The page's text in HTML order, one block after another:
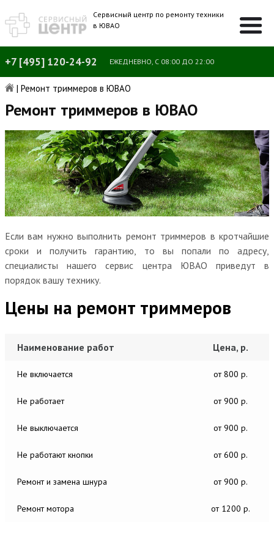
Сервисный центр по ремонту техники
в ЮВАО
+7 [495] 120-24-92 ЕЖЕДНЕВНО, С 08:00 ДО 22:00
| Ремонт триммеров в ЮВАО
Ремонт триммеров в ЮВАО
Если вам нужно выполнить ремонт триммеров в кротчайшие
сроки и получить гарантию, то вы попали по адресу,
специалисты нашего сервис центра ЮВАО приведут в
порядок вашу технику.
Цены на ремонт триммеров
Наименование работ Цена, р.
Не включается от 800 р.
Не работает от 900 р.
Не выключается от 900 р.
Не работают кнопки от 600 р.
Ремонт и замена шнура от 900 р.
Ремонт мотора от 1200 р.